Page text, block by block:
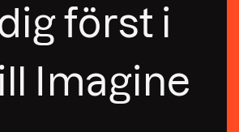
först i
Imagine